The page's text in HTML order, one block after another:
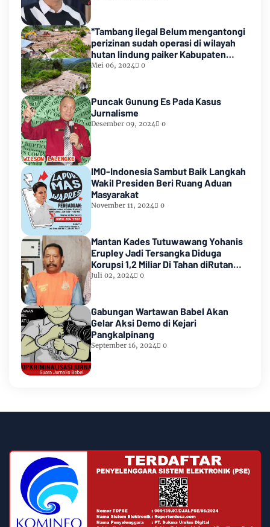
*Tambang ilegal Belum mengantongi
perizinan sudah operasi di wilayah
hutan lindung paiker Kabupaten
Empat lawang Sumsel*
Mei 06, 2024 0
Puncak Gunung Es Pada Kasus
Jurnalisme
Desember 09, 2024 0
IMO-Indonesia Sambut Baik Langkah
Wakil Presiden Beri Ruang Aduan
Masyarakat
November 11, 2024 0
Mantan Kades Tutuwawang Yohanis
Erupley Jadi Tersangka Diduga
Korupsi 1,2 Miliar Di Tahan diRutan
Waiheru
Juli 02, 2024 0
Gabungan Wartawan Babel Akan
Gelar Aksi Demo di Kejari
Pangkalpinang
September 16, 2024 0